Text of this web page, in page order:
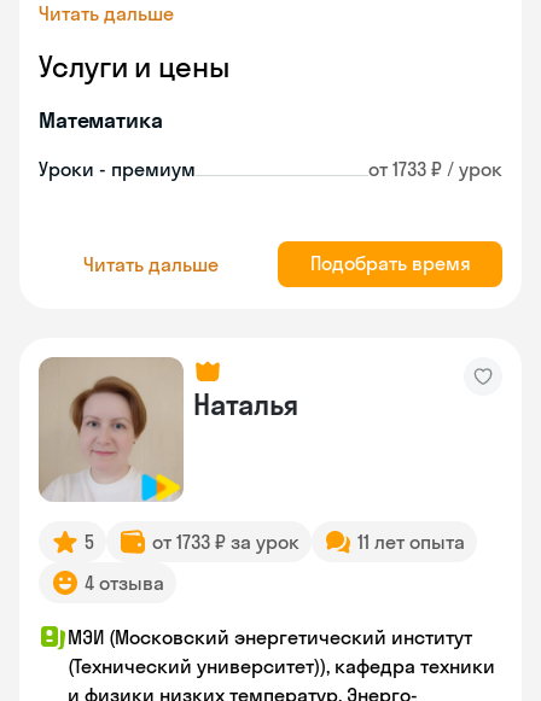
Читать дальше
Услуги и цены
Математика
Уроки - премиум от 1733 ₽ / урок
Читать дальше Подобрать время
Наталья
5 от 1733 ₽ за урок
11 лет опыта
4 отзыва
МЭИ (Московский энергетический институт
(Технический университет)), кафедра техники
и физики низких температур, Энерго-